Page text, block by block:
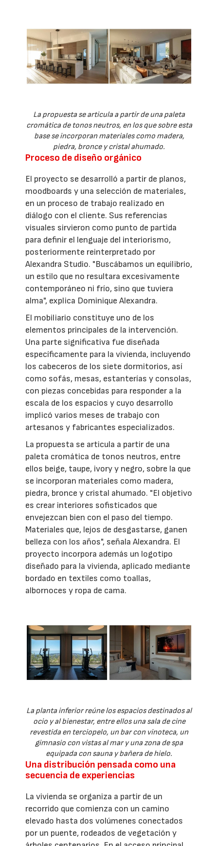
La propuesta se articula a partir de una paleta
cromática de tonos neutros, en los que sobre esta
base se incorporan materiales como madera,
piedra, bronce y cristal ahumado.
Proceso de diseño orgánico
El proyecto se desarrolló a partir de planos,
moodboards y una selección de materiales,
en un proceso de trabajo realizado en
diálogo con el cliente. Sus referencias
visuales sirvieron como punto de partida
para definir el lenguaje del interiorismo,
posteriormente reinterpretado por
Alexandra Studio. "Buscábamos un equilibrio,
un estilo que no resultara excesivamente
contemporáneo ni frío, sino que tuviera
alma", explica Dominique Alexandra.
El mobiliario constituye uno de los
elementos principales de la intervención.
Una parte significativa fue diseñada
específicamente para la vivienda, incluyendo
los cabeceros de los siete dormitorios, así
como sofás, mesas, estanterías y consolas,
con piezas concebidas para responder a la
escala de los espacios y cuyo desarrollo
implicó varios meses de trabajo con
artesanos y fabricantes especializados.
La propuesta se articula a partir de una
paleta cromática de tonos neutros, entre
ellos beige, taupe, ivory y negro, sobre la que
se incorporan materiales como madera,
piedra, bronce y cristal ahumado. "El objetivo
es crear interiores sofisticados que
envejezcan bien con el paso del tiempo.
Materiales que, lejos de desgastarse, ganen
belleza con los años", señala Alexandra. El
proyecto incorpora además un logotipo
diseñado para la vivienda, aplicado mediante
bordado en textiles como toallas,
albornoces y ropa de cama.
La planta inferior reúne los espacios destinados al
ocio y al bienestar, entre ellos una sala de cine
revestida en terciopelo, un bar con vinoteca, un
gimnasio con vistas al mar y una zona de spa
equipada con sauna y bañera de hielo.
Una distribución pensada como una
secuencia de experiencias
La vivienda se organiza a partir de un
recorrido que comienza con un camino
elevado hasta dos volúmenes conectados
por un puente, rodeados de vegetación y